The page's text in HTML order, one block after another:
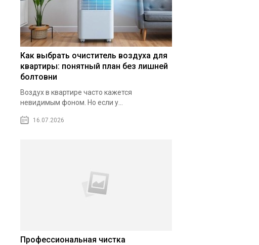
Как выбрать очиститель воздуха для
квартиры: понятный план без лишней
болтовни
Воздух в квартире часто кажется
невидимым фоном. Но если у...
16.07.2026
Профессиональная чистка